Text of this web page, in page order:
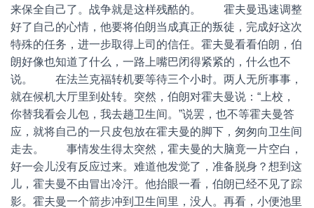
来保全自己了。战争就是这样残酷的。 霍夫曼迅速调整
好了自己的心情，他要将伯朗当成真正的叛徒，完成好这次
特殊的任务，进一步取得上司的信任。霍夫曼看看伯朗，伯
朗好像也知道了什么，一路上嘴巴闭得紧紧的，什么也不
说。 在法兰克福转机要等待三个小时。两人无所事事，
就在候机大厅里到处转。突然，伯朗对霍夫曼说：“上校，
你替我看会儿包，我去趟卫生间。”说罢，也不等霍夫曼答
应，就将自己的一只皮包放在霍夫曼的脚下，匆匆向卫生间
走去。 事情发生得太突然，霍夫曼的大脑竟一片空白，
好一会儿没有反应过来。难道他发觉了，准备脱身？想到这
儿，霍夫曼不由冒出冷汗。他抬眼一看，伯朗已经不见了踪
影。霍夫曼一个箭步冲到卫生间里，没人。再看，小便池里